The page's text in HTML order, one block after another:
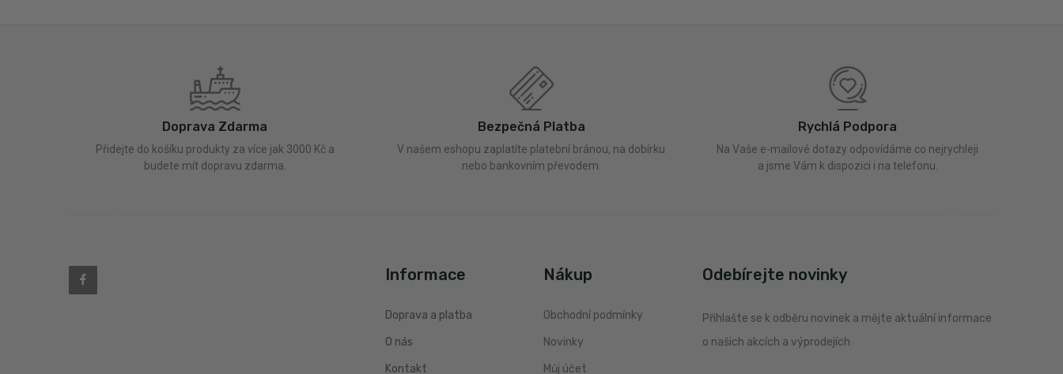
Doprava Zdarma
Přidejte do košíku produkty za více jak 3000 Kč a
budete mít dopravu zdarma.
Bezpečná Platba
V našem eshopu zaplatíte platební bránou, na dobírku
nebo bankovním převodem.
Rychlá Podpora
Na Vaše e-mailové dotazy odpovídáme co nejrychleji
a jsme Vám k dispozici i na telefonu.
Informace
Doprava a platba
O nás
Kontakt
Nákup
Obchodní podmínky
Novinky
Můj účet
Odebírejte novinky
Přihlašte se k odběru novinek a mějte aktuální informace
o našich akcích a výprodejích